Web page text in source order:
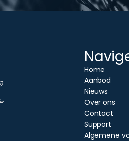
Home
Aanbod
Nieuws
Over ons
Contact
Support
Algemene